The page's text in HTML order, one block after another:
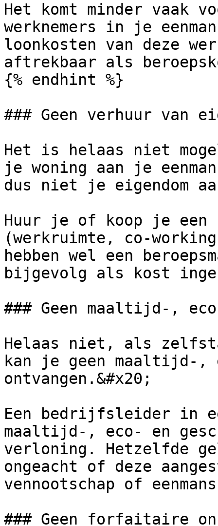
Het komt minder vaak
werknemers in je
loonkosten van deze
aftrekbaar als
{% endhint %}
### Geen verhuur van
Het is helaas niet
je woning aan je
dus niet je eigendom
Huur je of koop je een
(werkruimte, co-
hebben wel een
bijgevolg als kost
### Geen maaltijd-,
Helaas niet, als
kan je geen maaltijd-,
ontvangen.&#x20;
Een bedrijfsleider in
maaltijd-, eco- en
verloning. Hetzelfde
ongeacht of deze
vennootschap of
### Geen forfaitaire